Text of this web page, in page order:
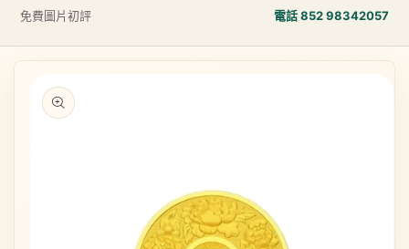
免費圖片初評 電話 852 98342057
資訊